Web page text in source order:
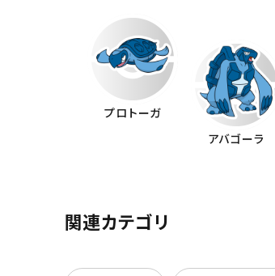
プロトーガ
アバゴーラ
関連カテゴリ